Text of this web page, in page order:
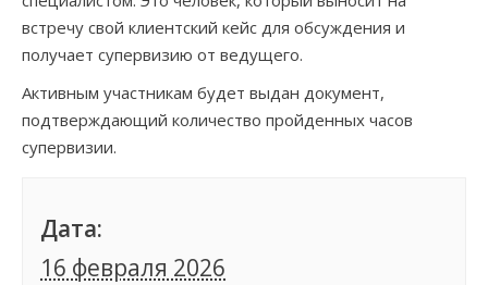
встречу свой клиентский кейс для обсуждения и
получает супервизию от ведущего.
Активным участникам будет выдан документ,
подтверждающий количество пройденных часов
супервизии.
Дата:
16 февраля 2026